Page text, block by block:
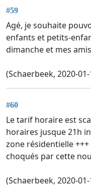
#59
Agé, je souhaite
enfants et petits-
dimanche et mes
(Schaerbeek, 2020-
#60
Le tarif horaire est
horaires jusque 21h
zone résidentielle
choqués par cette
(Schaerbeek, 2020-